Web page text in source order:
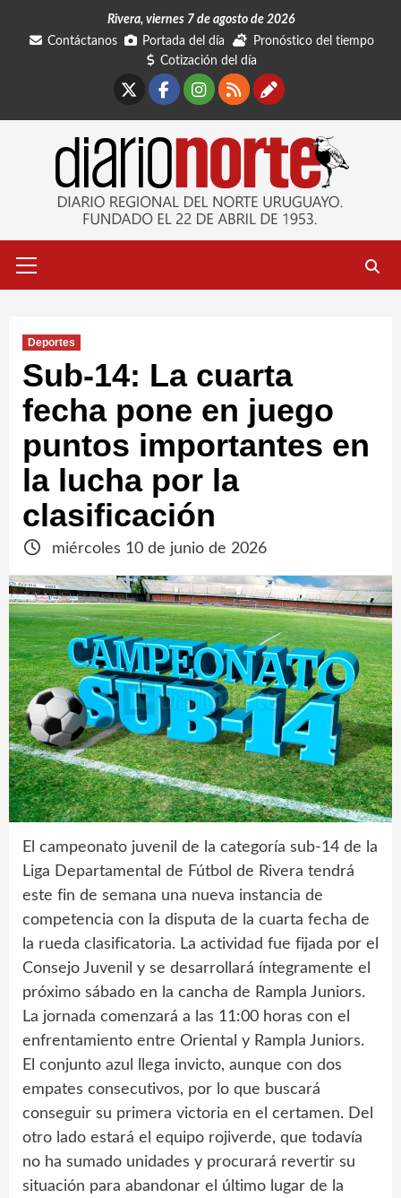
Rivera, viernes 7 de agosto de 2026
Contáctanos
Portada del día
Pronóstico del tiempo
Cotización del día
Facebook
Instagram
RSSContáctanos
primario
Deportes
Sub-14: La cuarta
fecha pone en juego
puntos importantes en
la lucha por la
clasificación
miércoles 10 de junio de 2026
El campeonato juvenil de la categoría sub-14 de la
Liga Departamental de Fútbol de Rivera tendrá
este fin de semana una nueva instancia de
competencia con la disputa de la cuarta fecha de
la rueda clasificatoria. La actividad fue fijada por el
Consejo Juvenil y se desarrollará íntegramente el
próximo sábado en la cancha de Rampla Juniors.
La jornada comenzará a las 11:00 horas con el
enfrentamiento entre Oriental y Rampla Juniors.
El conjunto azul llega invicto, aunque con dos
empates consecutivos, por lo que buscará
conseguir su primera victoria en el certamen. Del
otro lado estará el equipo rojiverde, que todavía
no ha sumado unidades y procurará revertir su
situación para abandonar el último lugar de la